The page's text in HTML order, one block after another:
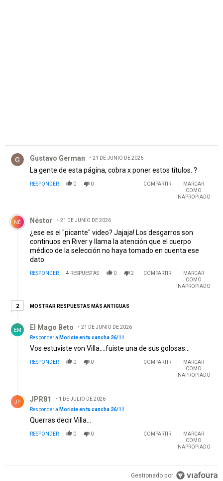
Gustavo German 21 DE JUNIO DE 2026
La gente de esta página, cobra x poner estos títulos. ?
RESPONDER 0 0 COMPARTIR
MARCAR
COMO
INAPROPIADO
Comentario de Néstor .
NÉ Néstor 21 DE JUNIO DE 2026
¿ese es el "picante" video? Jajaja! Los desgarros son
continuos en River y llama la atención que el cuerpo
médico de la selección no haya tomado en cuenta ese
dato.
RESPONDER 4 RESPUESTAS 0 2 COMPARTIR
MARCAR
COMO
INAPROPIADO
22 respuestas más antiguas
MOSTRAR RESPUESTAS MÁS ANTIGUAS
EM El Mago Beto
21 DE JUNIO DE 2026
Responder a Moriste en tu cancha 26/11
Vos estuviste von Villa....fuiste una de sus golosas...
RESPONDER 0 0 COMPARTIR
MARCAR
COMO
INAPROPIADO
JP JPR81
1 DE JULIO DE 2026
Responder a Moriste en tu cancha 26/11
Querras decir Villa...
RESPONDER 0 0 COMPARTIR
MARCAR
COMO
INAPROPIADO
Gestionado por